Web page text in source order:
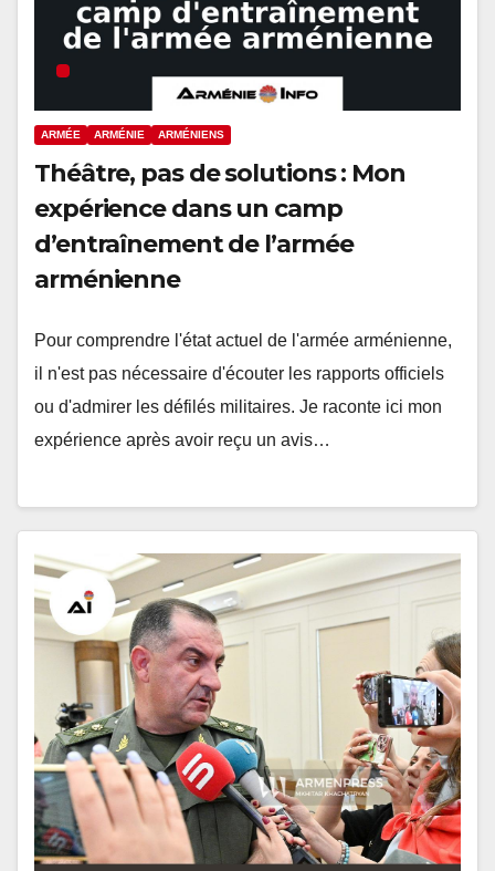
ARMÉE ARMÉNIE ARMÉNIENS
Théâtre, pas de solutions : Mon
expérience dans un camp
d’entraînement de l’armée
arménienne
Pour comprendre l'état actuel de l'armée arménienne,
il n'est pas nécessaire d'écouter les rapports officiels
ou d'admirer les défilés militaires. Je raconte ici mon
expérience après avoir reçu un avis…